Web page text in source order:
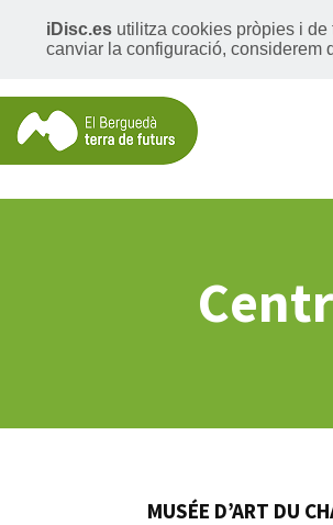
iDisc.es utilitza cookies pròpies i
canviar la configuració, considerem
MUSÉE D’ART DU